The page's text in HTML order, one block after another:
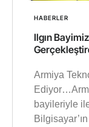
HABERLER
Ilgın
Armiya
bayileriyle